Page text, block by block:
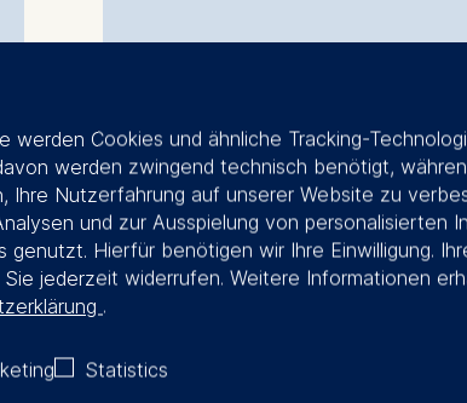
Der ehemalige
Der ehemalige Sitzungssaal ist der
bleibt in seiner ursprünglichen Gestaltung
dem geätzten Wandrelief von Fritz Kühn
werden Cookies und ähnliche Tracking-
werden zwingend technisch benötigt,
Ihre Nutzerfahrung auf unserer Website zu
und zur Ausspielung von personalisierten
genutzt. Hierfür benötigen wir Ihre Einwilligung.
Sie jederzeit widerrufen. Weitere Informationen
.
Statistics